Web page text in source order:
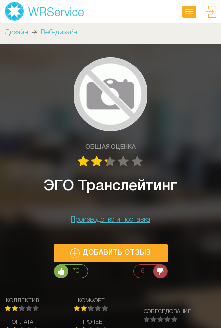
Дизайн Веб-дизайн
ОБЩАЯ ОЦЕНКА
ЭГО Транслейтинг
Производство и поставка
ДОБАВИТЬ ОТЗЫВ
70 61
КОЛЛЕКТИВ
ОПЛАТА
КОМФОРТ
ПРОЧЕЕ
СОБЕСЕДОВАНИЕ